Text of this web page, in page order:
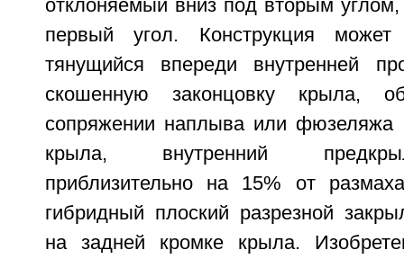
отклоняемый вниз под вторым
первый угол. Конструкция
тянущийся впереди внутренней
скошенную законцовку крыла,
сопряжении наплыва или фюзеляжа
крыла, внутренний
приблизительно на 15% от
гибридный плоский разрезной
на задней кромке крыла.